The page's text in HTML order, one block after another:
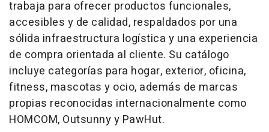
trabaja para ofrecer productos funcionales,
accesibles y de calidad, respaldados por una
sólida infraestructura logística y una experiencia
de compra orientada al cliente. Su catálogo
incluye categorías para hogar, exterior, oficina,
fitness, mascotas y ocio, además de marcas
propias reconocidas internacionalmente como
HOMCOM, Outsunny y PawHut.